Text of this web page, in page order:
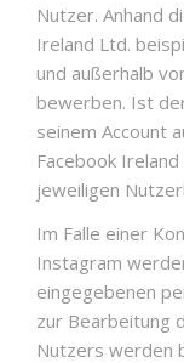
Nutzer. Anhand
Ireland Ltd.
und außerhalb
bewerben. Ist
seinem Account
Facebook
jeweiligen
Im Falle einer
Instagram
eingegebenen
zur Bearbeitung
Nutzers werden